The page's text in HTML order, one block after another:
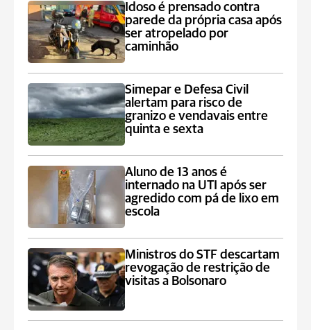
Idoso é prensado contra
parede da própria casa após
ser atropelado por
caminhão
Simepar e Defesa Civil
alertam para risco de
granizo e vendavais entre
quinta e sexta
Aluno de 13 anos é
internado na UTI após ser
agredido com pá de lixo em
escola
Ministros do STF descartam
revogação de restrição de
visitas a Bolsonaro